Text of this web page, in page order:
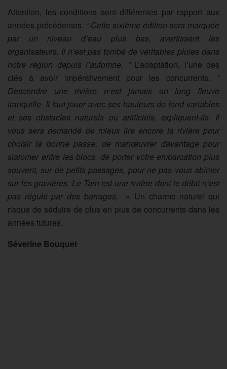
Attention, les conditions sont différentes par rapport aux
années précédentes. “ Cette sixième édition sera marquée
par un niveau d’eau plus bas, avertissent les
organisateurs. Il n’est pas tombé de véritables pluies dans
notre région depuis l’automne. ”L’adaptation, l’une des
clés à avoir impérativement pour les concurrents. “
Descendre une rivière n’est jamais un long fleuve
tranquille. Il faut jouer avec ses hauteurs de fond variables
et ses obstacles naturels ou artificiels, expliquent-ils. Il
vous sera demandé de mieux lire encore la rivière pour
choisir la bonne passe, de manœuvrer davantage pour
slalomer entre les blocs, de porter votre embarcation plus
souvent, sur de petits passages, pour ne pas vous abîmer
sur les gravières. Le Tarn est une rivière dont le débit n’est
pas régulé par des barrages. » Un charme naturel qui
risque de séduire de plus en plus de concurrents dans les
années futures.
Séverine Bouquet